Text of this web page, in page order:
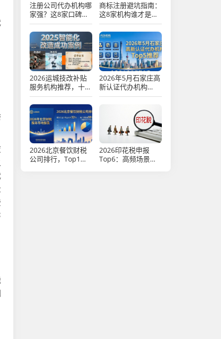
注册公司代办机构哪
家强？这8家口碑排
行大公开，看完不再
踩坑！
商标注册避坑指南：
这8家机构谁才是真
正的“金字招牌”？
2026运城技改补贴
服务机构推荐，十大
企业升级辅导品牌排
名
2026年5月石家庄高
新认证代办机构
Top5推荐，哪家更
2026北京餐饮财税
公司排行，Top1竟
2026印花税申报
Top6：高频场景与